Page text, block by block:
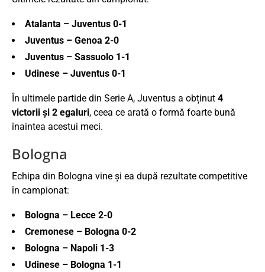
Atalanta – Juventus 0-1
Juventus – Genoa 2-0
Juventus – Sassuolo 1-1
Udinese – Juventus 0-1
În ultimele partide din Serie A, Juventus a obținut 4
victorii și 2 egaluri, ceea ce arată o formă foarte bună
înaintea acestui meci.
Bologna
Echipa din Bologna vine și ea după rezultate competitive
în campionat:
Bologna – Lecce 2-0
Cremonese – Bologna 0-2
Bologna – Napoli 1-3
Udinese – Bologna 1-1